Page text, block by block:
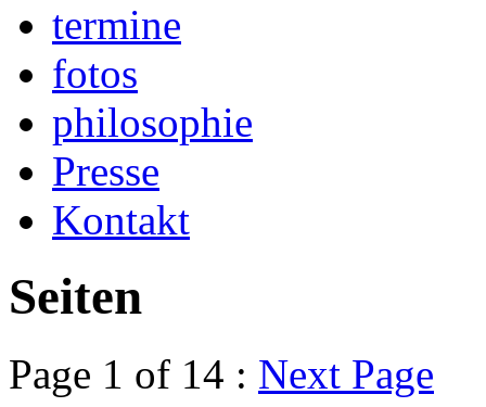
termine
fotos
philosophie
Presse
Kontakt
Seiten
Page 1 of 14 : Next Page